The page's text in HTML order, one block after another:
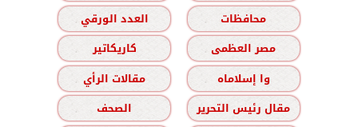
محافظات
العدد الورقي
مصر العظمى
كاريكاتير
وا إسلاماه
مقالات الرأي
مقال رئيس التحرير
الصحف